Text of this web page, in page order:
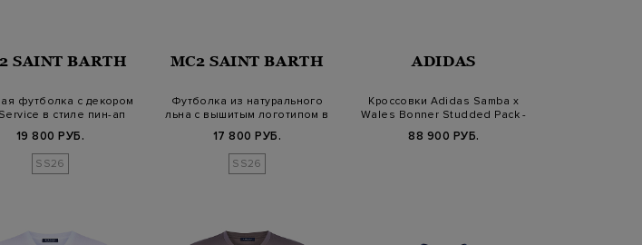
SAINT BARTH
футболка с декором
в стиле пин-ап
19 800 РУБ.
SS26
MC2 SAINT BARTH
Футболка из натурального
льна с вышитым логотипом в
17 800 РУБ.
SS26
ADIDAS
Кроссовки Adidas Samba x
Wales Bonner Studded Pack -
88 900 РУБ.